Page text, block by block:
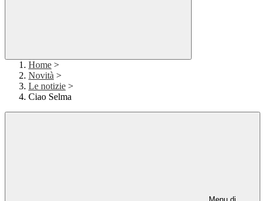
Home >
Novità >
Le notizie >
Ciao Selma